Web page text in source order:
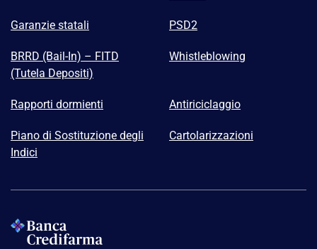
Garanzie statali PSD2
BRRD (Bail-In) – FITD
(Tutela Depositi)
Whistleblowing
Rapporti dormienti Antiriciclaggio
Piano di Sostituzione degli
Indici
Cartolarizzazioni